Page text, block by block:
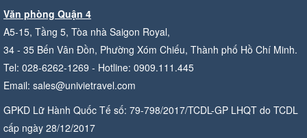
Văn phòng Quận 4
A5-15, Tầng 5, Tòa nhà Saigon Royal,
34 - 35 Bến Vân Đồn, Phường Xóm Chiếu, Thành phố Hồ Chí Minh.
Tel: 028-6262-1269 - Hotline: 0909.111.445
Email: sales@univietravel.com
GPKD Lữ Hành Quốc Tế số: 79-798/2017/TCDL-GP LHQT do TCDL
cấp ngày 28/12/2017